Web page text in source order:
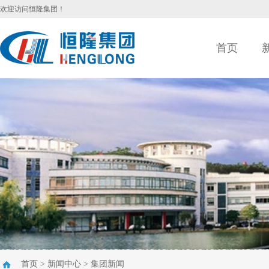
欢迎访问恒隆集团！
首页
首页 > 新闻中心 > 集团新闻